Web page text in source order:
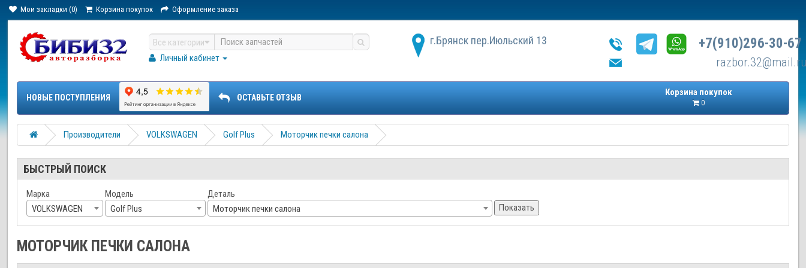
Мои закладки (0) Корзина покупок Оформление заказа
Все категории
Личный кабинет
г.Брянск пер.Июльский 13 +7(910)296-30-67
Корзина покупок
0
НОВЫЕ ПОСТУПЛЕНИЯ ОСТАВЬТЕ ОТЗЫВ
Производители VOLKSWAGEN Golf Plus Моторчик печки салона
БЫСТРЫЙ ПОИСК
Марка
VOLKSWAGEN
Модель
Golf Plus
Деталь
Моторчик печки салона
Показать
МОТОРЧИК ПЕЧКИ САЛОНА